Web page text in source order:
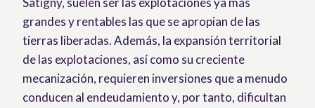
grandes y rentables las que se apropian de las
tierras liberadas. Además, la expansión territorial
de las explotaciones, así como su creciente
mecanización, requieren inversiones que a menudo
conducen al endeudamiento y, por tanto, dificultan